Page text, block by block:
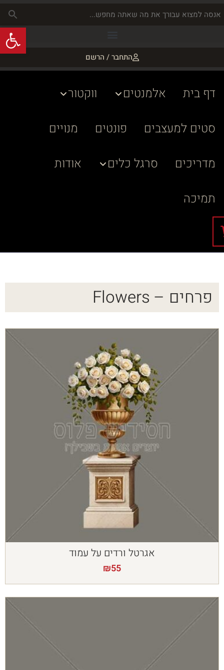
התחבר / הרשם
דף בית אלמנטים
ווקטור
סטים למעצבים
פונטים
מנויים
מדריכים
סרגל כלים
אודות
תמיכה
פרחים – Flowers
אגרטל ורדים על עמוד
₪55